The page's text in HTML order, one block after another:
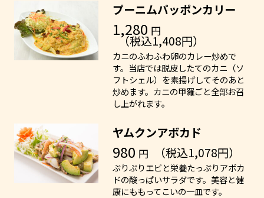
プーニムパッポンカリー
1,280 円
（税込1,408円）
カニのふわふわ卵のカレー炒めで
す。当店では脱皮したてのカニ（ソ
フトシェル）を素揚げしてそのあと
炒めます。カニの甲羅ごと全部お召
し上がれます。
ヤムクンアボカド
980 円 （税込1,078円）
ぷりぷりエビと栄養たっぷりアボカ
ドの酸っぱいサラダです。美容と健
康にももってこいの一皿です。